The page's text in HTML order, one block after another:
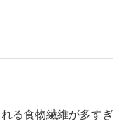
る食物繊維が多すぎ